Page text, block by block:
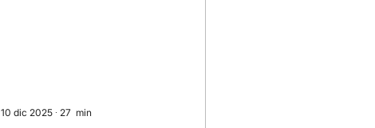
10 dic 2025 ∙ 27 min